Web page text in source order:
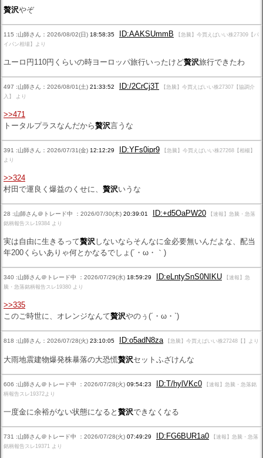
贅沢やぞ
115 :山師さん：2026/08/02(日) 18:58:35 ID:AAKSUmmB
【急騰】今買えばいい株27309【パ
イパン相場】より
ユーロ円110円くらいの時ヨーロッパ旅行いったけど贅沢旅行できたわ
497 :山師さん：2026/08/01(土) 21:33:52 ID:/2CrCj3T
【急騰】今買えばいい株27307【協調介
入】 より
>>471
トータルプラスなんだから贅沢言うな
391 :山師さん：2026/07/31(金) 12:12:29 ID:YFs0ipr9
【急騰】今買えばいい株27268【相楊】
より
>>324
村田で運良く爆益のくせに、 贅沢いうな
28 :山師さん＠トレード中 ：2026/07/30(木) 20:39:01 ID:+d5OaPW20
【速報】急騰・急落
銘柄報告スレ19384 より
実は自由に生きるって贅沢しないならそんなに金必要無いんだよな、配当
年200くらいありゃ何とかなるでしょ(´・ω・｀)
340 :山師さん＠トレード中 ：2026/07/29(水) 18:59:29 ID:eLntySnS0NIKU
【速報】急
騰・急落銘柄報告スレ19380 より
>>335
このご時世に、オレンジなんて贅沢やのぅ(´・ω・`)
818 :山師さん：2026/07/28(火) 23:10:05 ID:o5adN8za 【急騰】今買えばいい株27248【】より
大雨地震建物爆発株暴落の大恐慌贅沢セットふざけんな
606 :山師さん＠トレード中 ：2026/07/28(火) 09:54:23 ID:T/hylVKc0
【速報】急騰・急落銘
柄報告スレ19372より
一度金に余裕がない状態になると 贅沢できなくなる
731 :山師さん＠トレード中 ：2026/07/28(火) 07:49:29 ID:FG6BUR1a0
【速報】急騰・急落
銘柄報告スレ19371 より